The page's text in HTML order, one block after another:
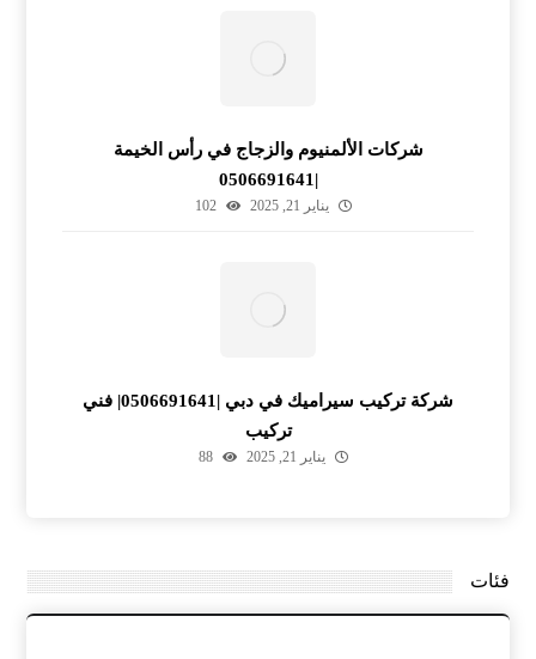
شركات الألمنيوم والزجاج في رأس الخيمة
|0506691641
يناير 21, 2025 102
شركة تركيب سيراميك في دبي |0506691641| فني
تركيب
يناير 21, 2025 88
فئات